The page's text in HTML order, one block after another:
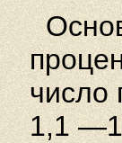
число
1,1